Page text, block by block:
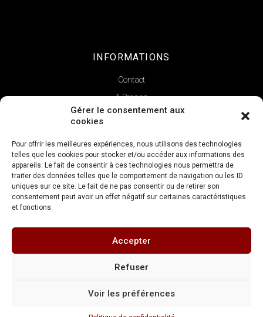
Gérer le consentement aux
cookies
Pour offrir les meilleures expériences, nous utilisons des technologies
telles que les cookies pour stocker et/ou accéder aux informations des
appareils. Le fait de consentir à ces technologies nous permettra de
traiter des données telles que le comportement de navigation ou les ID
uniques sur ce site. Le fait de ne pas consentir ou de retirer son
consentement peut avoir un effet négatif sur certaines caractéristiques
et fonctions.
Accepter
Refuser
Voir les préférences
INFORMATIONS
Contact
A Propos
RéalisationFDV Conseil
Politique de confidentialité